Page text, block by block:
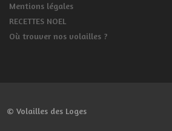
Mentions légales
RECETTES NOEL
Où trouver nos volailles ?
© Volailles des Loges